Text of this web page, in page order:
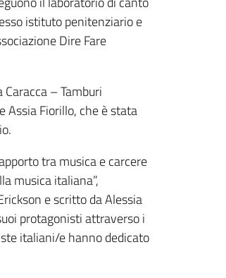
istituto penitenziario e
Dire Fare
– Tamburi
Fiorillo, che è stata
tra musica e carcere
musica italiana”,
e scritto da Alessia
protagonisti attraverso i
italiani/e hanno dedicato